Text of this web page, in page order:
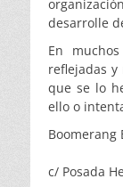
desarrolle
En
reflejadas y
que se lo
ello o
Boomerang
c/ Posada